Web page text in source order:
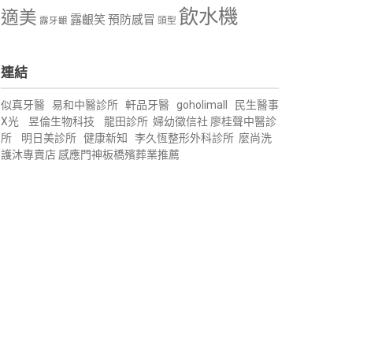
適美 露牙齦 露齦笑預防感冒 頭型 飲水機
連結
似真牙醫 易和中醫診所 軒品牙醫 goholimall
民生醫事
X光
昱倫生物科技 龍田診所 婦幼徵信社 廖桂聲中醫診
所
明日美診所 健康新知 李久恆整形外科診所 麼尚洗
護沐專賣店 感應門神板橋殯葬業推薦